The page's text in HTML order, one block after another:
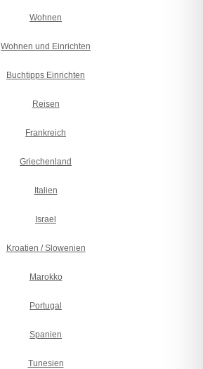
Wohnen
Wohnen und Einrichten
Buchtipps Einrichten
Reisen
Frankreich
Griechenland
Italien
Israel
Kroatien / Slowenien
Marokko
Portugal
Spanien
Tunesien